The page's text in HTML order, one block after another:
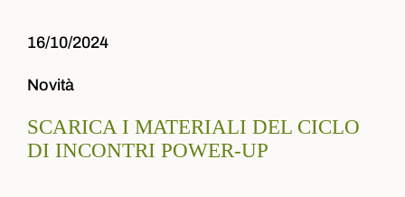
16/10/2024
Novità
SCARICA I MATERIALI DEL CICLO
DI INCONTRI POWER-UP